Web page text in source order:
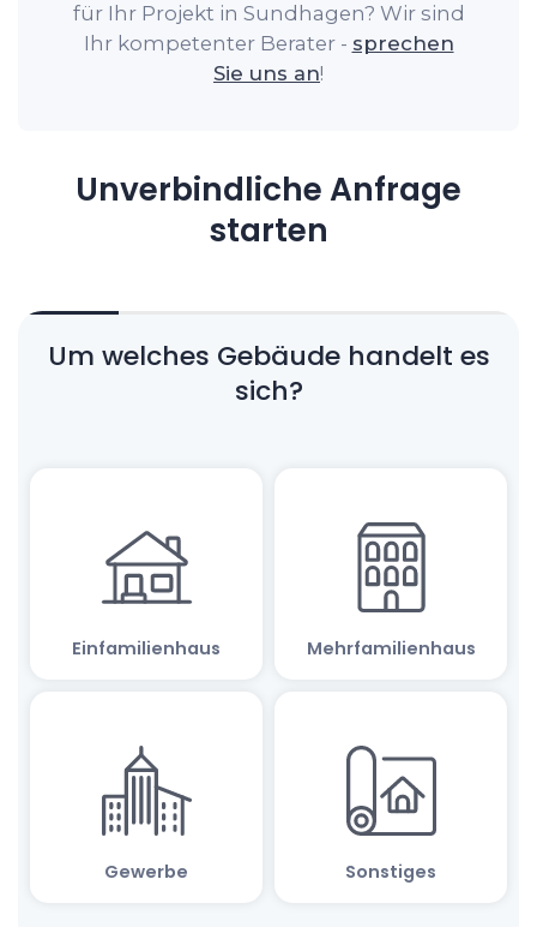
für Ihr Projekt in Sundhagen? Wir sind
Ihr kompetenter Berater - sprechen
Sie uns an!
Unverbindliche Anfrage
starten